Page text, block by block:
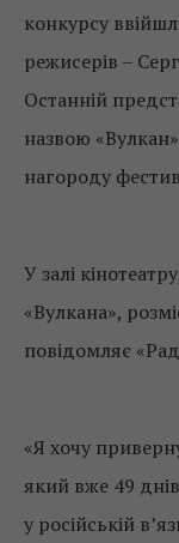
конкурсу
режисерів –
Останній
назвою
нагороду
У залі
«Вулкана»,
повідомляє
«Я хочу
який вже 49
у російській